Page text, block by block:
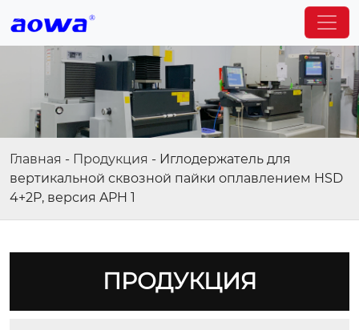
Главная - Продукция - Иглодержатель для
вертикальной сквозной пайки оплавлением HSD
4+2P, версия APH 1
ПРОДУКЦИЯ